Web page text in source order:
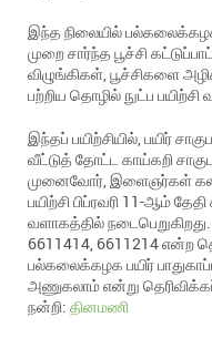
இந்த நிலையில் பல்கலைக்கழக
முறை சார்ந்த பூச்சி
விழுங்கிகள், பூச்சிகளை
பற்றிய தொழில் நுட்ப
இந்தப் பயிற்சியில், பயிர்
வீட்டுத் தோட்ட காய்கறி
முனைவோர், இளைஞர்கள்
பயிற்சி பிப்ரவரி 11-ஆம்
வளாகத்தில்
6611414, 6611214
பல்கலைக்கழக பயிர்
அணுகலாம் என்று
நன்றி: தினமணி